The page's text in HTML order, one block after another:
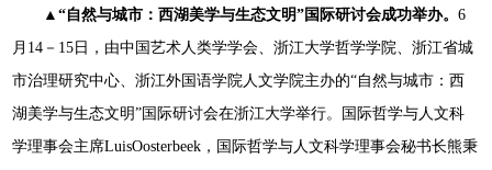
▲“自然与城市：西湖美学与生态文明”国际研讨会成功举办。6
月14－15日，由中国艺术人类学学会、浙江大学哲学学院、浙江省城
市治理研究中心、浙江外国语学院人文学院主办的“自然与城市：西
湖美学与生态文明”国际研讨会在浙江大学举行。国际哲学与人文科
学理事会主席LuisOosterbeek，国际哲学与人文科学理事会秘书长熊秉